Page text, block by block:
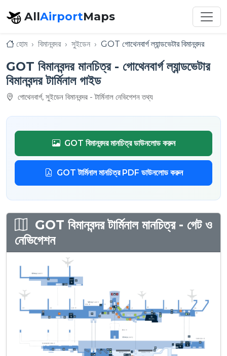
AllAirportMaps
হোম বিমানবন্দর সুইডেন GOT গোথেনবার্গ ল্যান্ডভেটার বিমানবন্দর
GOT বিমানবন্দর মানচিত্র - গোথেনবার্গ ল্যান্ডভেটার
বিমানবন্দর টার্মিনাল গাইড
গোথেনবার্গ, সুইডেন বিমানবন্দর - টার্মিনাল নেভিগেশন তথ্য
GOT বিমানবন্দর মানচিত্র ডাউনলোড করুন
GOT টার্মিনাল মানচিত্র PDF ডাউনলোড করুন
GOT বিমানবন্দর টার্মিনাল মানচিত্র - গেট ও
নেভিগেশন